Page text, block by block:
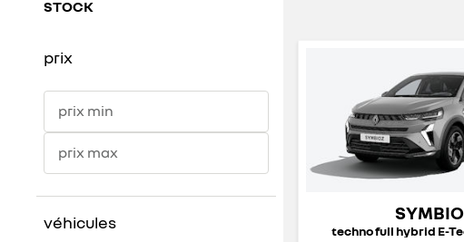
STOCK
prix
prix min
prix max
véhicules techno full hybrid E-